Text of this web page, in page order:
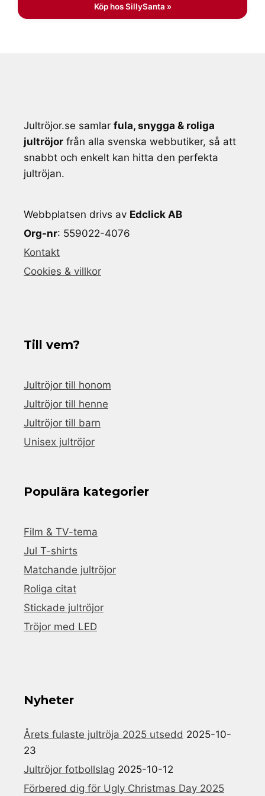
Köp hos SillySanta »
Jultröjor.se samlar fula, snygga & roliga
jultröjor från alla svenska webbutiker, så att
snabbt och enkelt kan hitta den perfekta
jultröjan.
Webbplatsen drivs av Edclick AB
Org-nr: 559022-4076
Kontakt
Cookies & villkor
Till vem?
Jultröjor till honom
Jultröjor till henne
Jultröjor till barn
Unisex jultröjor
Populära kategorier
Film & TV-tema
Jul T-shirts
Matchande jultröjor
Roliga citat
Stickade jultröjor
Tröjor med LED
Nyheter
Årets fulaste jultröja 2025 utsedd 2025-10-
23
Jultröjor fotbollslag 2025-10-12
Förbered dig för Ugly Christmas Day 2025